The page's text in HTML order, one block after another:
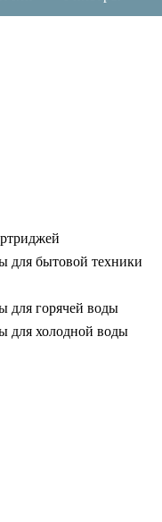
для бытовой техники
для горячей воды
для холодной воды